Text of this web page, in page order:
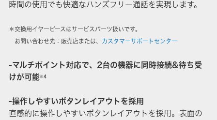
時間の使用でも快適なハンズフリー通話を実現します。
＊交換用イヤーピースはサービスパーツ扱いです。
お問い合わせ先：販売店または、 カスタマーサポートセンター
-マルチポイント対応で、2台の機器に同時接続&待ち受
けが可能※4
-操作しやすいボタンレイアウトを採用
直感的に操作しやすいボタンレイアウトを採用。表面の